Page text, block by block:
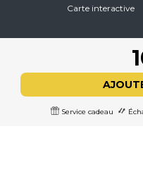
Service cadeau
Carte interactive
Qui
Politique